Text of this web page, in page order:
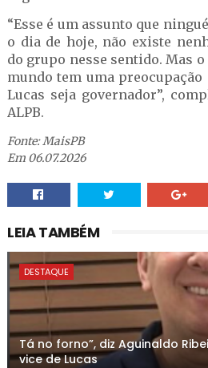
“Esse é um assunto que
o dia de hoje, não existe
do grupo nesse sentido. Mas
mundo tem uma
Lucas seja governador”,
ALPB.
Fonte: MaisPB
Em 06.07.2026
LEIA TAMBÉM
DESTAQUE
Tá no forno”, diz Aguinaldo
vice de Lucas